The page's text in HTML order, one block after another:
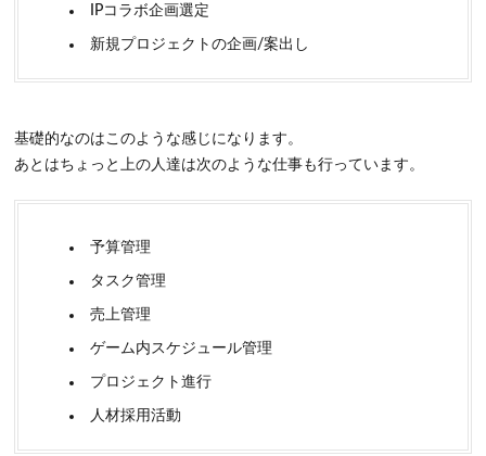
IPコラボ企画選定
新規プロジェクトの企画/案出し
基礎的なのはこのような感じになります。
あとはちょっと上の人達は次のような仕事も行っています。
予算管理
タスク管理
売上管理
ゲーム内スケジュール管理
プロジェクト進行
人材採用活動